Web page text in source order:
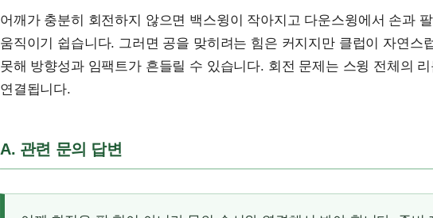
어깨가 충분히 회전하지 않으면 백스윙이 작아지고 다운스윙에서 손과
움직이기 쉽습니다. 그러면 공을 맞히려는 힘은 커지지만 클럽이 자연스
못해 방향성과 임팩트가 흔들릴 수 있습니다. 회전 문제는 스윙 전체의
연결됩니다.
A. 관련 문의 답변